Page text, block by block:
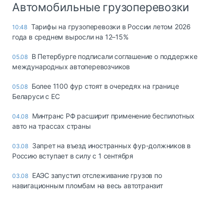
Автомобильные грузоперевозки
10:48 Тарифы на грузоперевозки в России летом 2026
года в среднем выросли на 12–15%
05.08 В Петербурге подписали соглашение о поддержке
международных автоперевозчиков
05.08 Более 1100 фур стоят в очередях на границе
Беларуси с ЕС
04.08 Минтранс РФ расширит применение беспилотных
авто на трассах страны
03.08 Запрет на въезд иностранных фур-должников в
Россию вступает в силу с 1 сентября
03.08 ЕАЭС запустил отслеживание грузов по
навигационным пломбам на весь автотранзит